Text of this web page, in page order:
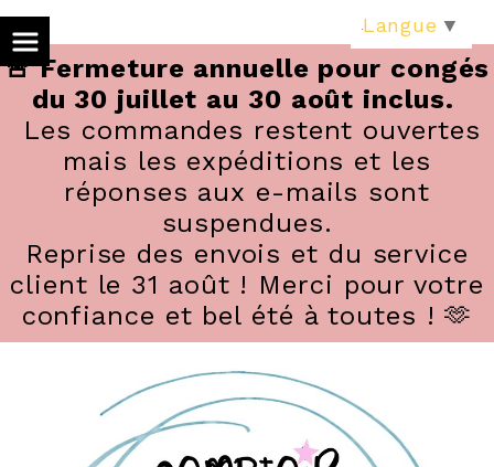
🚨 Fermeture annuelle pour congés
du 30 juillet au 30 août inclus.
Les commandes restent ouvertes
mais les expéditions et les
réponses aux e-mails sont
suspendues.
Reprise des envois et du service
client le 31 août ! Merci pour votre
confiance et bel été à toutes ! 🫶
Langue ▼